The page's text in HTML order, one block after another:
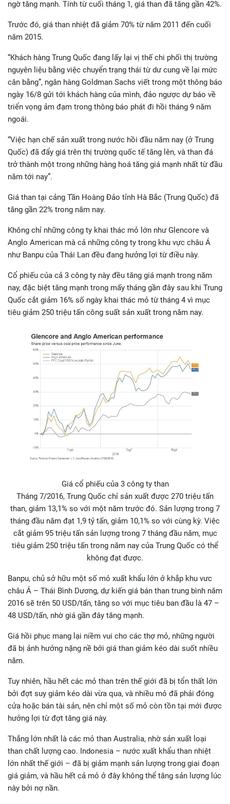
ngờ tăng mạnh. Tính từ cuối tháng 1, giá than đã tăng gần 42%.
Trước đó, giá than nhiệt đã giảm 70% từ năm 2011 đến cuối
năm 2015.
“Khách hàng Trung Quốc đang lấy lại vị thế chi phối thị trường
nguyên liệu bằng việc chuyển trạng thái từ dư cung về lại mức
cân bằng”, ngân hàng Goldman Sachs viết trong một thông báo
ngày 16/8 gửi tới khách hàng của mình, đảo ngược dự báo về
triển vọng ảm đạm trong thông báo phát đi hồi tháng 9 năm
ngoái.
“Việc hạn chế sản xuất trong nước hồi đầu năm nay (ở Trung
Quốc) đã đẩy giá trên thị trường quốc tế tăng lên, và than đá
trở thành một trong những hàng hoá tăng giá mạnh nhất từ đầu
năm tới nay”.
Giá than tại cảng Tần Hoàng Đảo tỉnh Hà Bắc (Trung Quốc) đã
tăng gần 22% trong năm nay.
Không chỉ những công ty khai thác mỏ lớn như Glencore và
Anglo American mà cả những công ty trong khu vực châu Á
như Banpu của Thái Lan đều đang hưởng lợi từ điều này.
Cổ phiếu của cả 3 công ty này đều tăng giá mạnh trong năm
nay, đặc biệt tăng mạnh trong mấy tháng gần đây sau khi Trung
Quốc cắt giảm 16% số ngày khai thác mỏ từ tháng 4 vì mục
tiêu giảm 250 triệu tấn công suất sản xuất trong năm nay.
Giá cổ phiếu của 3 công ty than
Tháng 7/2016, Trung Quốc chỉ sản xuất được 270 triệu tấn
than, giảm 13,1% so với một năm trước đó. Sản lượng trong 7
tháng đầu năm đạt 1,9 tỷ tấn, giảm 10,1% so với cùng kỳ. Việc
cắt giảm 95 triệu tấn sản lượng trong 7 tháng đầu năm, mục
tiêu giảm 250 triệu tấn trong năm nay của Trung Quốc có thể
không đạt được.
Banpu, chủ sở hữu một số mỏ xuất khẩu lớn ở khắp khu vưc
châu Á – Thái Bình Dương, dự kiến giá bán than trung bình năm
2016 sẽ trên 50 USD/tấn, tăng so với mục tiêu ban đầu là 47 –
48 USD/tấn, nhờ giá gần đây tăng mạnh.
Giá hồi phục mang lại niềm vui cho các thợ mỏ, những người
đã bị ảnh hưởng nặng nề bởi giá than giảm kéo dài suốt nhiều
năm.
Tuy nhiên, hầu hết các mỏ than trên thế giới đã bị tổn thất lớn
bởi đợt suy giảm kéo dài vừa qua, và nhiều mỏ đã phải đóng
cửa hoặc bán tài sản, nên chỉ một số mỏ còn tồn tại mới được
hưởng lợi từ đợt tăng giá này.
Thắng lớn nhất là các mỏ than Australia, nhờ sản xuất loại
than chất lượng cao. Indonesia – nước xuất khẩu than nhiệt
lớn nhất thế giới – đã bị giảm mạnh sản lượng trong giai đoạn
giá giảm, và hầu hết cả mỏ ở đây không thể tăng sản lượng lúc
này bởi nợ nần.